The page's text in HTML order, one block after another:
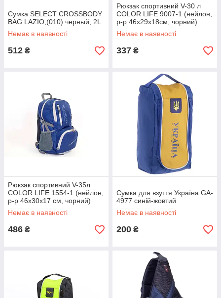
Сумка SELECT CROSSBODY
BAG LAZIO,(010) черный, 2L
Немає в наявності
512 ₴
Рюкзак спортивний V-30 л
COLOR LIFE 9007-1 (нейлон,
р-р 46х29х18см, чорний)
Немає в наявності
337 ₴
Рюкзак спортивний V-35л
COLOR LIFE 1554-1 (нейлон,
р-р 46х30х17 см, чорний)
Немає в наявності
486 ₴
Сумка для взуття Україна GA-
4977 синій-жовтий
Немає в наявності
200 ₴